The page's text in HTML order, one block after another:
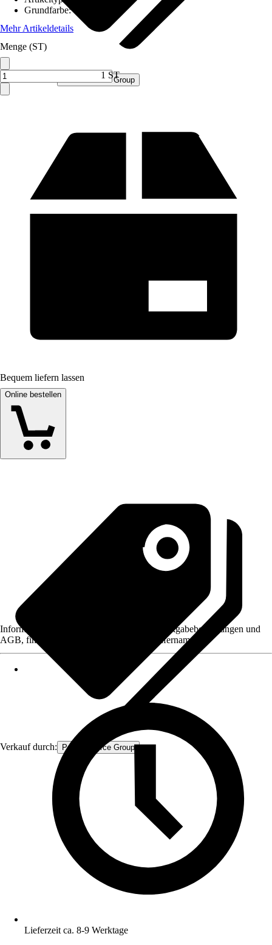
Verkauf durch: Procommerce Group
Grundfarbe:
Mehr Artikeldetails
Menge (ST)
1 ST
Bequem liefern lassen
Online bestellen
Verkauf durch: Procommerce Group
Informationen des Verkäufers, wie z. B. Rückgabebedingungen und
AGB, finden Sie bei Klick auf den Verkäufernamen.
Lieferzeit ca. 8-9 Werktage